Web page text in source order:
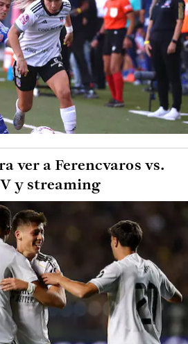
ver a Ferencvaros vs.
y streaming